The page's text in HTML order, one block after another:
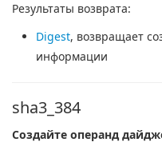
Результаты возврата:
Digest, возвращает
информации
sha3_384
Создайте операнд